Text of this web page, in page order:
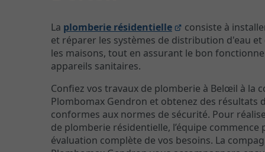
La plomberie résidentielle
consiste à
et réparer les systèmes de distribution d'eau et
les maisons, tout en assurant le bon
appareils sanitaires.
Confiez vos travaux de plomberie à Belœil à la
Plombomax Gendron et obtenez des résultats
conformes aux normes de sécurité. Pour
de plomberie résidentielle, l’équipe commence
évaluation complète de vos besoins. La